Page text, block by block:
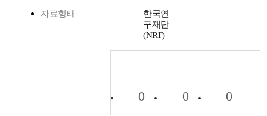
자료형태
한국연
구재단
(NRF)
0 0 0